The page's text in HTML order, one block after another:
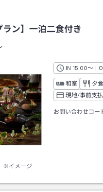
ラン】一泊二食付き
※イメージ
IN チェック
15:00～ |
和室 夕
現地/事前支
お問い合わせコー